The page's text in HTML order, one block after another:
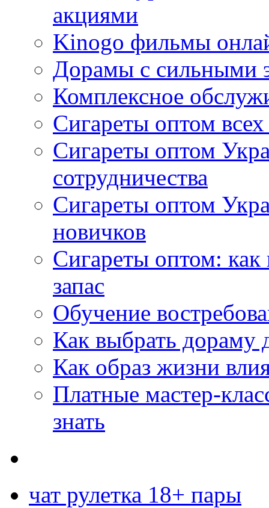
акциями
Kinogo фильмы
Дорамы с сильными
Комплексное
Сигареты оптом
Сигареты оптом
сотрудничества
Сигареты оптом
новичков
Сигареты оптом:
запас
Обучение
Как выбрать дораму
Как образ жизни
Платные мастер-
знать
чат рулетка 18+ пары